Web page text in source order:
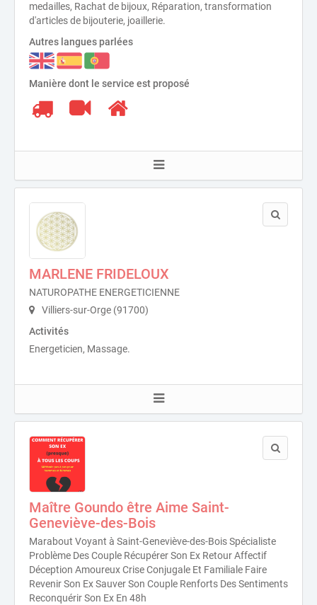
medailles, Rachat de bijoux, Réparation, transformation
d'articles de bijouterie, joaillerie.
Autres langues parlées
Manière dont le service est proposé
MARLENE FRIDELOUX
NATUROPATHE ENERGETICIENNE
Villiers-sur-Orge (91700)
Activités
Energeticien, Massage.
Maître Goundo être Aime Saint-
Geneviève-des-Bois
Marabout Voyant à Saint-Geneviève-des-Bois Spécialiste
Problème Des Couple Récupérer Son Ex Retour Affectif
Déception Amoureux Crise Conjugale Et Familiale Faire
Revenir Son Ex Sauver Son Couple Renforts Des Sentiments
Reconquérir Son Ex En 48h